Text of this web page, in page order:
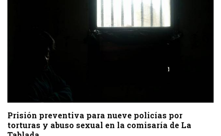
Prisión preventiva para nueve policías por
torturas y abuso sexual en la comisaría de La